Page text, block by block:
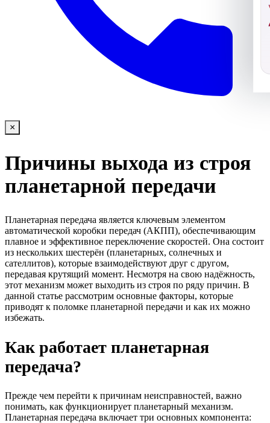
×
Причины выхода из строя
планетарной передачи
Планетарная передача является ключевым элементом
автоматической коробки передач (АКПП), обеспечивающим
плавное и эффективное переключение скоростей. Она состоит
из нескольких шестерён (планетарных, солнечных и
сателлитов), которые взаимодействуют друг с другом,
передавая крутящий момент. Несмотря на свою надёжность,
этот механизм может выходить из строя по ряду причин. В
данной статье рассмотрим основные факторы, которые
приводят к поломке планетарной передачи и как их можно
избежать.
Как работает планетарная
передача?
Прежде чем перейти к причинам неисправностей, важно
понимать, как функционирует планетарный механизм.
Планетарная передача включает три основных компонента: